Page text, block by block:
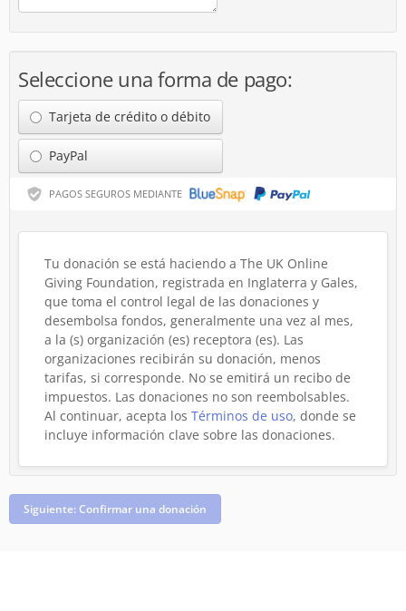
Seleccione una forma de pago:
Tarjeta de crédito o débito
PayPal
PAGOS SEGUROS MEDIANTE
Tu donación se está haciendo a The UK Online
Giving Foundation, registrada en Inglaterra y Gales,
que toma el control legal de las donaciones y
desembolsa fondos, generalmente una vez al mes,
a la (s) organización (es) receptora (es). Las
organizaciones recibirán su donación, menos
tarifas, si corresponde. No se emitirá un recibo de
impuestos. Las donaciones no son reembolsables.
Al continuar, acepta los Términos de uso, donde se
incluye información clave sobre las donaciones.
Siguiente: Confirmar una donación